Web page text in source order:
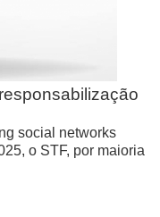
social networks
o STF, por maioria